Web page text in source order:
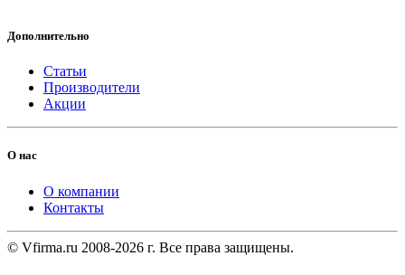
Дополнительно
Статьи
Производители
Акции
О нас
О компании
Контакты
© Vfirma.ru 2008-2026 г. Все права защищены.